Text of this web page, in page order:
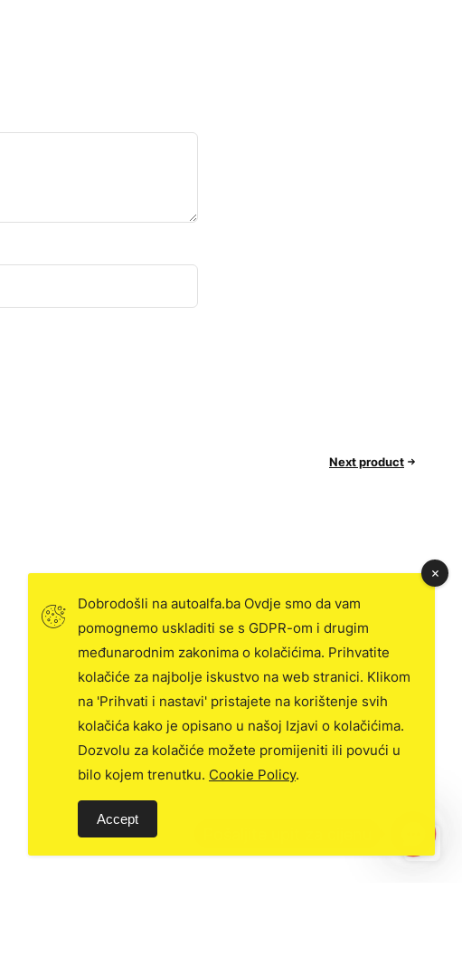
Next product
Dobrodošli na autoalfa.ba Ovdje smo da vam
pomognemo uskladiti se s GDPR-om i drugim
međunarodnim zakonima o kolačićima. Prihvatite
kolačiće za najbolje iskustvo na web stranici. Klikom
na 'Prihvati i nastavi' pristajete na korištenje svih
kolačića kako je opisano u našoj Izjavi o kolačićima.
Dozvolu za kolačiće možete promijeniti ili povući u
bilo kojem trenutku. Cookie Policy.
Accept